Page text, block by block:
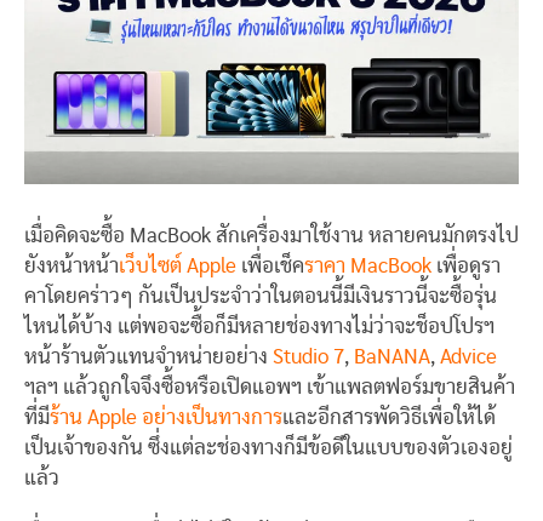
เมื่อคิดจะซื้อ MacBook สักเครื่องมาใช้งาน หลายคนมักตรงไป
ยังหน้าหน้าเว็บไซต์ Apple เพื่อเช็คราคา MacBook เพื่อดูรา
คาโดยคร่าวๆ กันเป็นประจำว่าในตอนนี้มีเงินราวนี้จะซื้อรุ่น
ไหนได้บ้าง แต่พอจะซื้อก็มีหลายช่องทางไม่ว่าจะช็อปโปรฯ
หน้าร้านตัวแทนจำหน่ายอย่าง Studio 7, BaNANA, Advice
ฯลฯ แล้วถูกใจจึงซื้อหรือเปิดแอพฯ เข้าแพลตฟอร์มขายสินค้า
ที่มีร้าน Apple อย่างเป็นทางการและอีกสารพัดวิธีเพื่อให้ได้
เป็นเจ้าของกัน ซึ่งแต่ละช่องทางก็มีข้อดีในแบบของตัวเองอยู่
แล้ว